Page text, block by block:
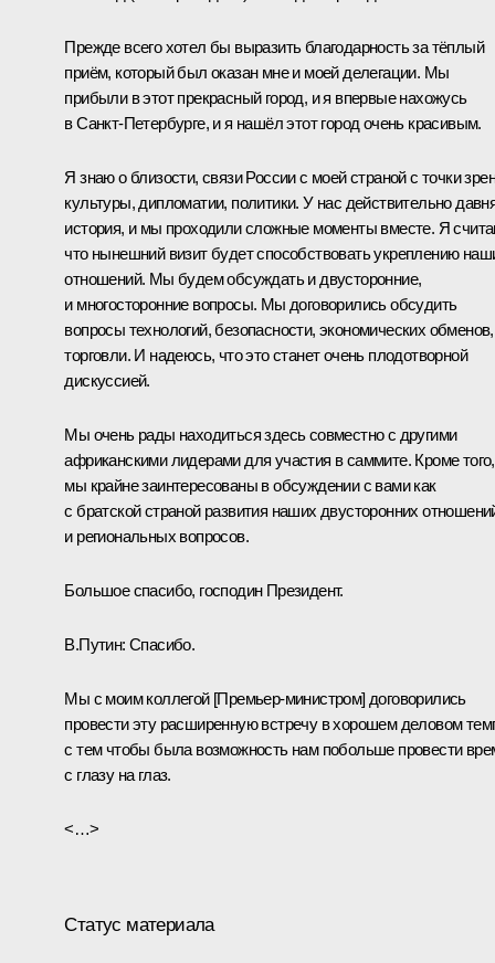
Прежде всего хотел бы выразить благодарность за тёплый
приём, который был оказан мне и моей делегации. Мы
прибыли в этот прекрасный город, и я впервые нахожусь
в Санкт-Петербурге, и я нашёл этот город очень красивым.
Я знаю о близости, связи России с моей страной с точки
культуры, дипломатии, политики. У нас действительно
история, и мы проходили сложные моменты вместе. Я
что нынешний визит будет способствовать укреплению
отношений. Мы будем обсуждать и двусторонние,
и многосторонние вопросы. Мы договорились обсудить
вопросы технологий, безопасности, экономических обменов,
торговли. И надеюсь, что это станет очень плодотворной
дискуссией.
Мы очень рады находиться здесь совместно с другими
африканскими лидерами для участия в саммите. Кроме того,
мы крайне заинтересованы в обсуждении с вами как
с братской страной развития наших двусторонних
и региональных вопросов.
Большое спасибо, господин Президент.
В.Путин: Спасибо.
Мы с моим коллегой [Премьер-министром] договорились
провести эту расширенную встречу в хорошем деловом
с тем чтобы была возможность нам побольше провести
с глазу на глаз.
<…>
Статус материала